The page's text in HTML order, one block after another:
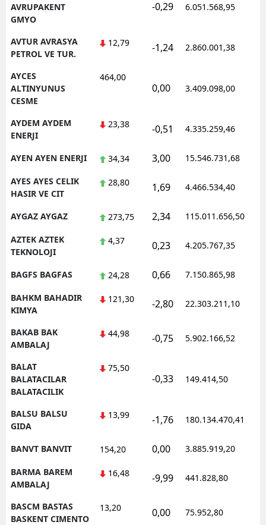
AVRUPAKENT
GMYO
-0,29 6.051.568,95
AVTUR AVRASYA
PETROL VE TUR.
12,79 -1,24 2.860.001,38
AYCES
ALTINYUNUS
CESME
464,00
0,00 3.409.098,00
AYDEM AYDEM
ENERJI
23,38 -0,51 4.335.259,46
AYEN AYEN ENERJI 34,34 3,00 15.546.731,68
AYES AYES CELIK
HASIR VE CIT
28,80 1,69 4.466.534,40
AYGAZ AYGAZ 273,75 2,34 115.011.656,50
AZTEK AZTEK
TEKNOLOJI
4,37 0,23 4.205.767,35
BAGFS BAGFAS 24,28 0,66 7.150.865,98
BAHKM BAHADIR
KIMYA
121,30 -2,80 22.303.211,10
BAKAB BAK
AMBALAJ
44,98 -0,75 5.902.166,52
BALAT
BALATACILAR
BALATACILIK
75,50
-0,33 149.414,50
BALSU BALSU
GIDA
13,99 -1,76 180.134.470,41
BANVT BANVIT 154,20 0,00 3.885.919,20
BARMA BAREM
AMBALAJ
16,48 -9,99 441.828,80
BASCM BASTAS
BASKENT CIMENTO
13,20 0,00 75.952,80